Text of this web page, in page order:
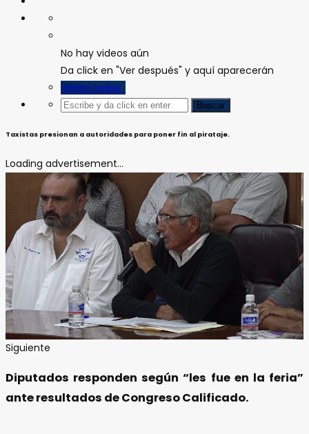
No hay videos aún
Da click en "Ver después" y aquí aparecerán
Verlos todos
Taxistas presionan a autoridades para poner fin al pirataje.
Loading advertisement...
Siguiente
Diputados responden según “les fue en la feria”
ante resultados de Congreso Calificado.